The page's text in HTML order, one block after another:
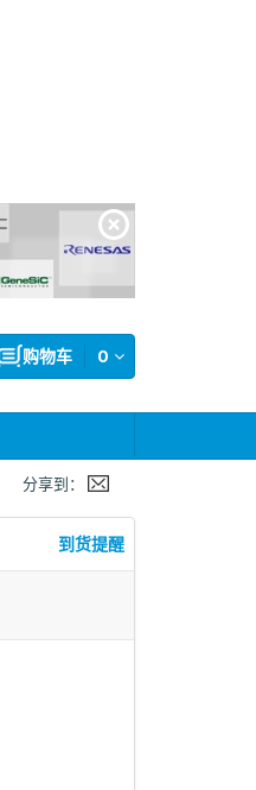
0
购物车
分享到：
到货提醒